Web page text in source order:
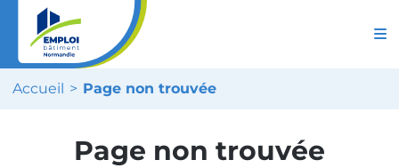
Accueil Page non trouvée
Page non trouvée